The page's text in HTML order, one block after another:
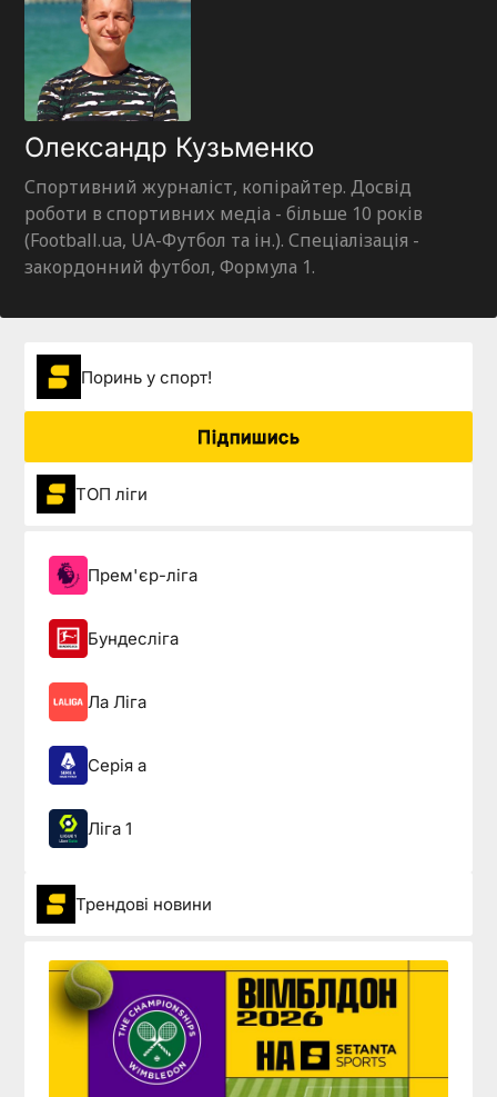
Олександр Кузьменко
Спортивний журналіст, копірайтер. Досвід
роботи в спортивних медіа - більше 10 років
(Football.ua, UA-Футбол та ін.). Спеціалізація -
закордонний футбол, Формула 1.
Поринь у спорт!
Підпишись
ТОП ліги
Прем'єр-ліга
Бундесліга
Ла Ліга
Серія а
Ліга 1
Трендові новини